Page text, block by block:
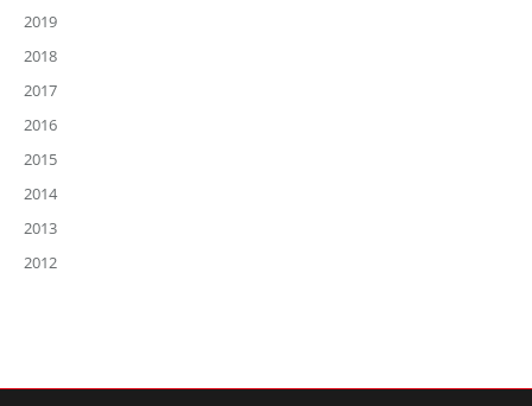
2019
2018
2017
2016
2015
2014
2013
2012